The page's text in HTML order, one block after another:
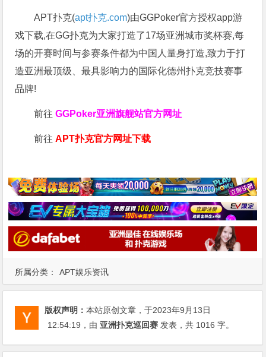
所属分类： APT娱乐资讯
APT扑克(apt扑克.com)由GGPoker官方授权app游
戏下载,在GG扑克为大家打造了17场亚洲城市奖杯赛,每
场的开赛时间与参赛条件都为中国人量身打造,致力于打
造亚洲最顶级、最具影响力的国际化德州扑克竞技赛事
品牌!
前往GGPoker亚洲旗舰站官方网址
前往 APT扑克官方网址下载
版权声明：本站原创文章，于2023年9月13日
12:54:19 ，由 亚洲扑克巡回赛 发表，共 1016 字。